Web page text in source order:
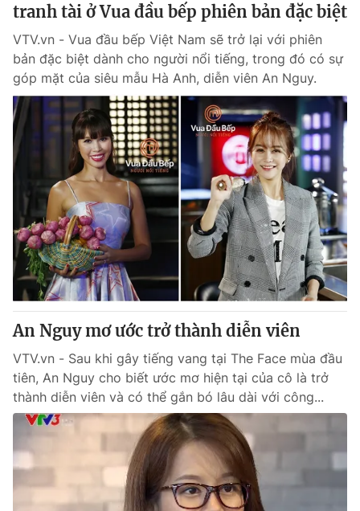
tranh tài ở Vua đầu bếp phiên bản đặc biệt
VTV.vn - Vua đầu bếp Việt Nam sẽ trở lại với phiên
bản đặc biệt dành cho người nổi tiếng, trong đó có sự
góp mặt của siêu mẫu Hà Anh, diễn viên An Nguy.
An Nguy mơ ước trở thành diễn viên
VTV.vn - Sau khi gây tiếng vang tại The Face mùa đầu
tiên, An Nguy cho biết ước mơ hiện tại của cô là trở
thành diễn viên và có thể gắn bó lâu dài với công...